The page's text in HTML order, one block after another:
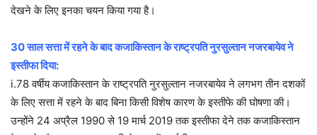
देखने के लिए इनका चयन किया गया है।
30 साल सत्ता में रहने के बाद कजाकिस्तान के राष्ट्रपति नुरसुल्तान नजरबायेव ने
इस्तीफा दिया:
i.78 वर्षीय कजाकिस्तान के राष्ट्रपति नुरसुल्तान नजरबायेव ने लगभग तीन दशकों
के लिए सत्ता में रहने के बाद बिना किसी विशेष कारण के इस्तीफे की घोषणा की।
उन्होंने 24 अप्रैल 1990 से 19 मार्च 2019 तक इस्तीफा देने तक कजाकिस्तान